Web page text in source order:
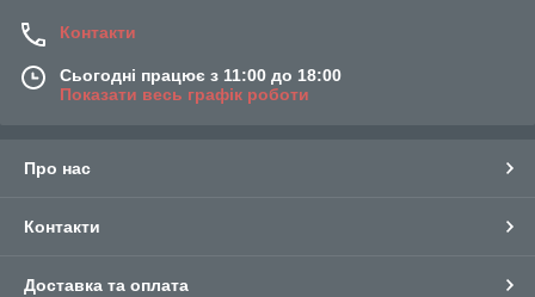
Контакти
Сьогодні працює з 11:00 до 18:00
Показати весь графік роботи
Про нас
Контакти
Доставка та оплата